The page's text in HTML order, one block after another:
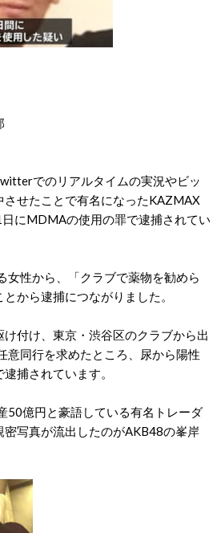
でのリアルタイムの実況やビッ
させたことで有名になったKAZMAX
にMDMAの使用の罪で逮捕されてい
女性から、「クラブで薬物を勧めら
から逮捕につながりました。
付け、東京・渋谷区のクラブから出
意同行を求めたところ、尿から陽性
捕されています。
50億円と豪語している有名トレーダ
密写真が流出したのがAKB48の峯岸